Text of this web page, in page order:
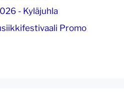
- Kyläjuhla
Promo